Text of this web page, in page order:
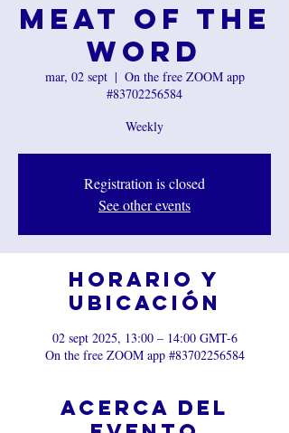
Meat of the
Word
mar, 02 sept
  |
On the free ZOOM app
#83702256584
Weekly
Registration is closed
See other events
Horario y
ubicación
02 sept 2025, 13:00 – 14:00 GMT-6
On the free ZOOM app #83702256584
Acerca del